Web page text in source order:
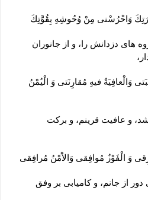
وَاحْرُسْنى مِنْ وُحُوشِهِ بِقُوَّتِكَ
هاى دزدانش را، و از جانوران
وَالْعافِيَةُ فيهِ مُقارِنَتى وَ الْيُمْنُ
و عافيت قرينم، و بركت
وَ الْفَوْزُ مُوافِقى وَالاَْمْنُ مُرافِقى
از جانم، و كاميابى بر وفق